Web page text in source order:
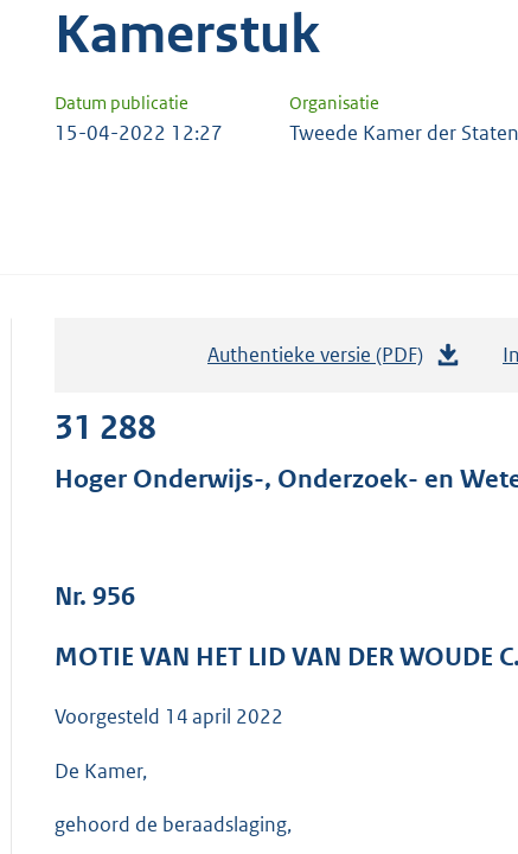
Kamerstuk
Datum publicatie Organisatie
15-04-2022 12:27 Tweede Kamer der
Authentieke versie (PDF)
a
r
31 288
Hoger Onderwijs-, Onderzoek- en
Nr. 956
MOTIE VAN HET LID VAN DER WOUDE
Voorgesteld 14 april 2022
De Kamer,
gehoord de beraadslaging,